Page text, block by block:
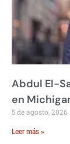
Abdul El-
en
5 de agosto, 2026
Leer más »